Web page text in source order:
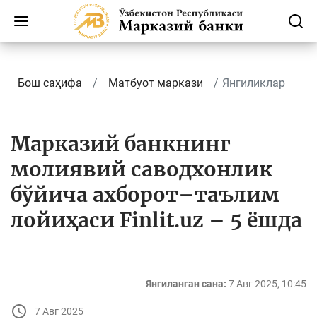
Бош саҳифа Матбуот маркази Янгиликлар
Марказий банкнинг
молиявий саводхонлик
бўйича ахборот–таълим
лойиҳаси Finlit.uz – 5 ёшда
Янгиланган сана: 7 Авг 2025, 10:45
7 Авг 2025